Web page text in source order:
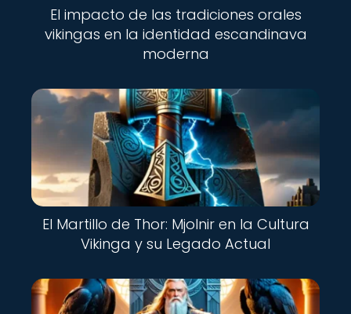
El impacto de las tradiciones orales
vikingas en la identidad escandinava
moderna
El Martillo de Thor: Mjolnir en la Cultura
Vikinga y su Legado Actual